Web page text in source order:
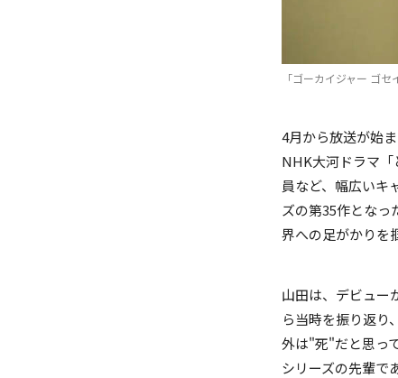
「ゴーカイジャー ゴ
4月から放送が始
NHK大河ドラマ
員など、幅広いキ
ズの第35作とな
界への足がかりを
山田は、デビュー
ら当時を振り返り
外は"死"だと思っ
シリーズの先輩で